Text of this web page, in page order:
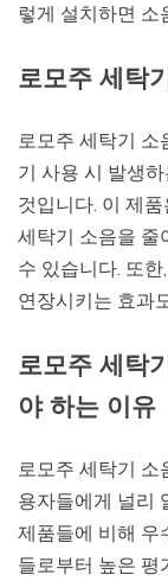
렇게 설치하면 소
로모주 세탁
로모주 세탁기 소
기 사용 시 발생
것입니다. 이 제
세탁기 소음을 줄
수 있습니다. 또
연장시키는 효과
로모주 세탁
야 하는 이유
로모주 세탁기
용자들에게 널리
제품들에 비해 우
들로부터 높은 평